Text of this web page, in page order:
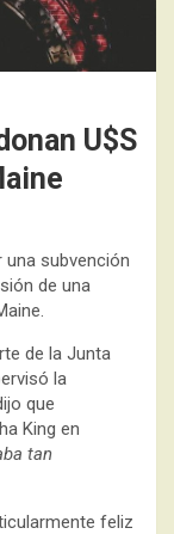
U$S
una subvención
de una
de la Junta
la
que
King en
tan
feliz